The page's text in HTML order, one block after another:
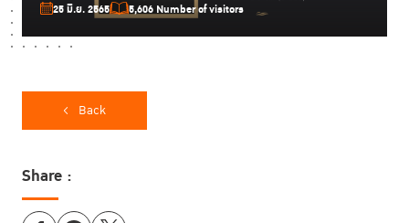
25 มิ.ย. 2565 5,606 Number of visitors
Back
Share :